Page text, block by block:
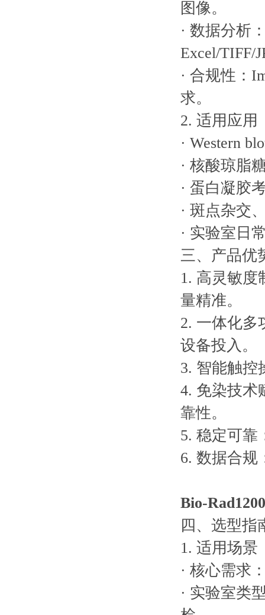
图像。
· 数据分析
Excel/TIFF/
· 合规性：
求。
2. 适用应用
· Western
· 核酸琼脂
· 蛋白凝胶
· 斑点杂交
· 实验室日
三、产品优
1. 高灵敏度
量精准。
2. 一体化多
设备投入。
3. 智能触控
4. 免染技术
靠性。
5. 稳定可靠
6. 数据合规
Bio-
四、选型指
1. 适用场景
· 核心需求
· 实验室类